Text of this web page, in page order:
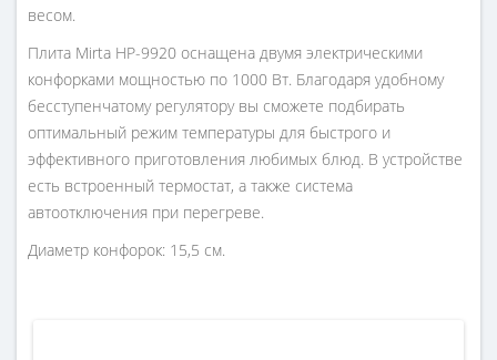
весом.
Плита Mirta HP-9920 оснащена двумя электрическими
конфорками мощностью по 1000 Вт. Благодаря удобному
бесступенчатому регулятору вы сможете подбирать
оптимальный режим температуры для быстрого и
эффективного приготовления любимых блюд. В устройстве
есть встроенный термостат, а также система
автоотключения при перегреве.
Диаметр конфорок: 15,5 см.